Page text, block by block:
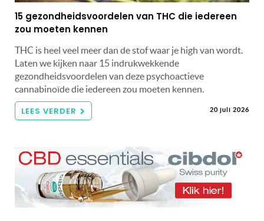
15 gezondheidsvoordelen van THC die iedereen
zou moeten kennen
THC is heel veel meer dan de stof waar je high van wordt.
Laten we kijken naar 15 indrukwekkende
gezondheidsvoordelen van deze psychoactieve
cannabinoïde die iedereen zou moeten kennen.
LEES VERDER 20 juli 2026